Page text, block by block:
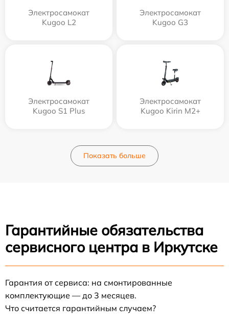
Электросамокат
Kugoo L2
Электросамокат
Kugoo G3
Электросамокат
Kugoo S1 Plus
Электросамокат
Kugoo Kirin M2+
Показать больше
Гарантийные обязательства
сервисного центра в Иркутске
Гарантия от сервиса: на смонтированные
комплектующие — до 3 месяцев.
Что считается гарантийным случаем?